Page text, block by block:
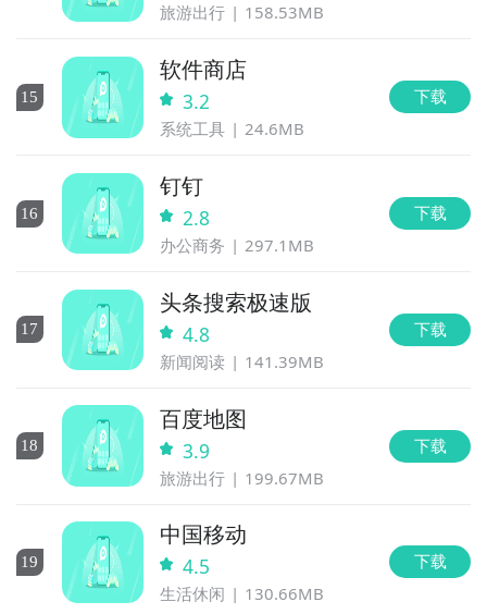
旅游出行 158.53MB
15
软件商店
3.2
系统工具 24.6MB
下载
16
钉钉
2.8
办公商务 297.1MB
下载
17
头条搜索极速版
4.8
新闻阅读 141.39MB
下载
18
百度地图
3.9
旅游出行 199.67MB
下载
19
中国移动
4.5
生活休闲 130.66MB
下载